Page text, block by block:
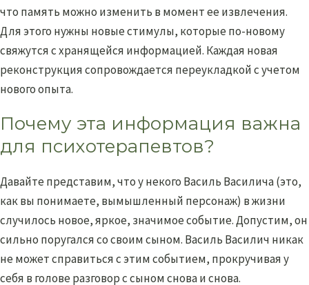
что память можно изменить в момент ее извлечения.
Для этого нужны новые стимулы, которые по-новому
свяжутся с хранящейся информацией. Каждая новая
реконструкция сопровождается переукладкой с учетом
нового опыта.
Почему эта информация важна
для психотерапевтов?
Давайте представим, что у некого Василь Василича (это,
как вы понимаете, вымышленный персонаж) в жизни
случилось новое, яркое, значимое событие. Допустим, он
сильно поругался со своим сыном. Василь Василич никак
не может справиться с этим событием, прокручивая у
себя в голове разговор с сыном снова и снова.